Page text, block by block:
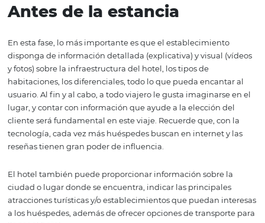
huéspedes, tengan una experiencia positiva durante su
Cuidando la experiencia del huésped, el hotel debe ser
consciente y estar preparado para trabajar a lo largo del
customer journey , que se divide en tres partes:
Antes de la estancia
disponga de información detallada (explicativa) y visual
y fotos) sobre la infraestructura del hotel, los tipos de
habitaciones, los diferenciales, todo lo que pueda